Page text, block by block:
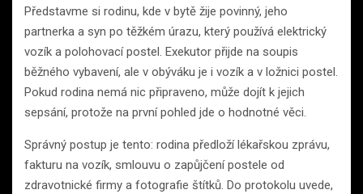
Představme si rodinu, kde v bytě žije povinný, jeho
partnerka a syn po těžkém úrazu, který používá elektrický
vozík a polohovací postel. Exekutor přijde na soupis
běžného vybavení, ale v obýváku je i vozík a v ložnici postel.
Pokud rodina nemá nic připraveno, může dojít k jejich
sepsání, protože na první pohled jde o hodnotné věci.
Správný postup je tento: rodina předloží lékařskou zprávu,
fakturu na vozík, smlouvu o zapůjčení postele od
zdravotnické firmy a fotografie štítků. Do protokolu uvede,